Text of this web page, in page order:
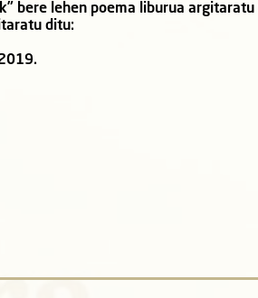
bere lehen poema liburua
ditu: